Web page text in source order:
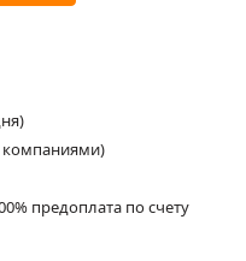
компаниями)
предоплата по счету